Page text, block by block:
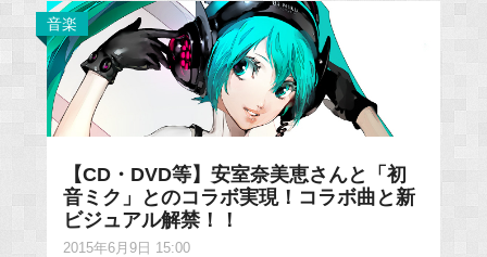
音楽
【CD・DVD等】安室奈美恵さんと「初
音ミク」とのコラボ実現！コラボ曲と新
ビジュアル解禁！！
2015年6月9日 15:00